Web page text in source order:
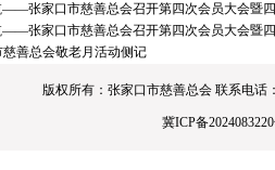
张家口市慈善总会召开第四次会员大会暨
张家口市慈善总会召开第四次会员大会暨
善总会敬老月活动侧记
版权所有：张家口市慈善总会 联系电话
冀ICP备